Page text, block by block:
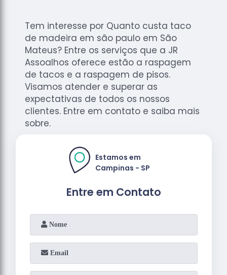
Tem interesse por Quanto custa taco
de madeira em são paulo em São
Mateus? Entre os serviços que a JR
Assoalhos oferece estão a raspagem
de tacos e a raspagem de pisos.
Visamos atender e superar as
expectativas de todos os nossos
clientes. Entre em contato e saiba mais
sobre.
Entre em Contato
Estamos em
Campinas - SP